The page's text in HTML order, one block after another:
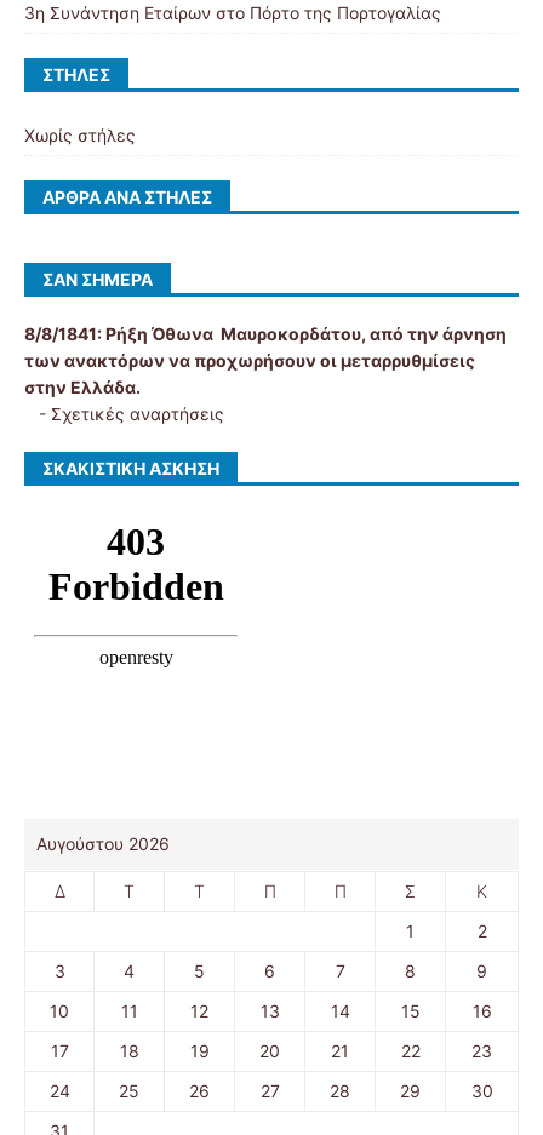
3η Συνάντηση Εταίρων στο Πόρτο της Πορτογαλίας
ΣΤΉΛΕΣ
Χωρίς στήλες
ΆΡΘΡΑ ΑΝΆ ΣΤΉΛΕΣ
ΣΑΝ ΣΉΜΕΡΑ
8/8/1841:Ρήξη Όθωνα  Μαυροκορδάτου, από την άρνηση
των ανακτόρων να προχωρήσουν οι μεταρρυθμίσεις
στην Ελλάδα.
- Σχετικές αναρτήσεις
ΣΚΑΚΙΣΤΙΚΉ ΆΣΚΗΣΗ
Αυγούστου 2026
Δ Τ Τ Π Π Σ
Κ
1
2
3
4 5 6 7 8
9
10
11 12 13 14 15
16
17
18 19 20 21 22
23
24
25 26 27 28 29
30
31